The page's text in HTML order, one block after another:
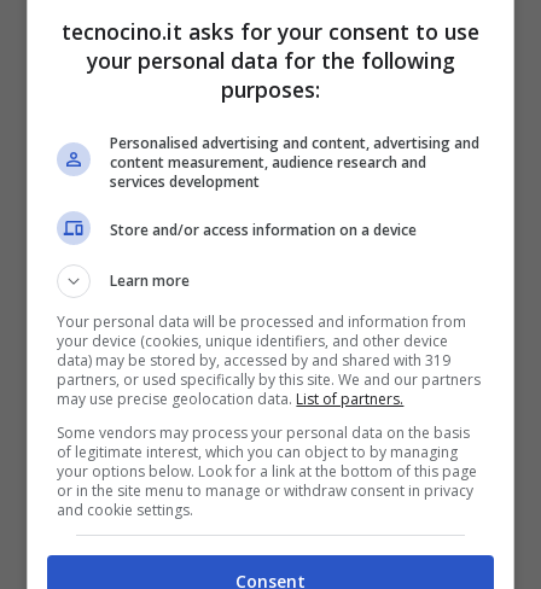
dunque comodo sia in svago e produttività.
tecnocino.it asks for your consent to use
your personal data for the following
purposes:
Personalised advertising and content, advertising and
content measurement, audience research and
services development
Store and/or access information on a device
Learn more
Your personal data will be processed and information from
your device (cookies, unique identifiers, and other device
data) may be stored by, accessed by and shared with 319
partners, or used specifically by this site. We and our partners
may use precise geolocation data. List of partners.
Some vendors may process your personal data on the basis
of legitimate interest, which you can object to by managing
your options below. Look for a link at the bottom of this page
or in the site menu to manage or withdraw consent in privacy
and cookie settings.
Consent